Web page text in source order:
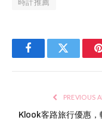
FacebookTwitter
PREVIOUS
Klook客路旅行優惠，